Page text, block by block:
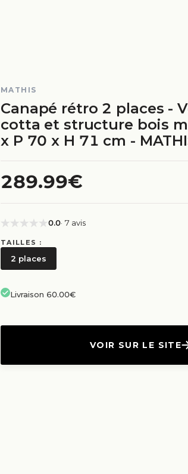
MATHIS
Canapé rétro 2 places -
cotta et structure bois
x P 70 x H 71 cm -
289.99€
0.0· 7 avis
TAILLES :
2 places
Livraison 60.00€
VOIR SUR LE SITE